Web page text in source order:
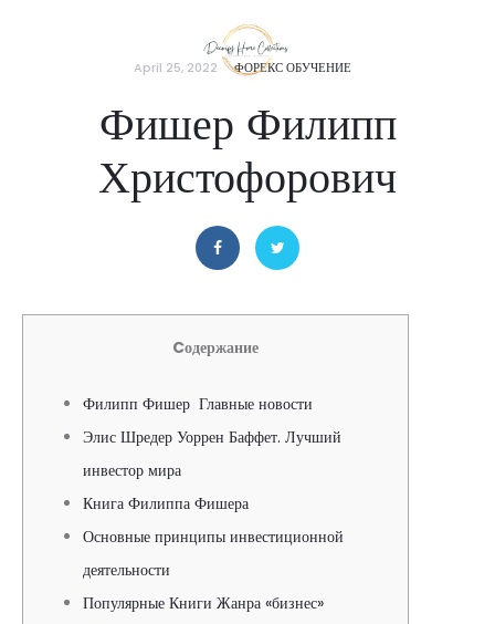
April 25, 2022 ФОРЕКС ОБУЧЕНИЕ
Фишер Филипп
Христофорович
Cодержание
Филипп Фишер Главные новости
Элис Шредер Уоррен Баффет. Лучший
инвестор мира
Книга Филиппа Фишера
Основные принципы инвестиционной
деятельности
Популярные Книги Жанра «бизнес»